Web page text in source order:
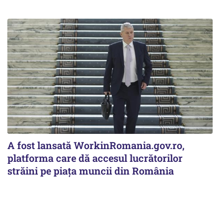
A fost lansată WorkinRomania.gov.ro,
platforma care dă accesul lucrătorilor
străini pe piața muncii din România